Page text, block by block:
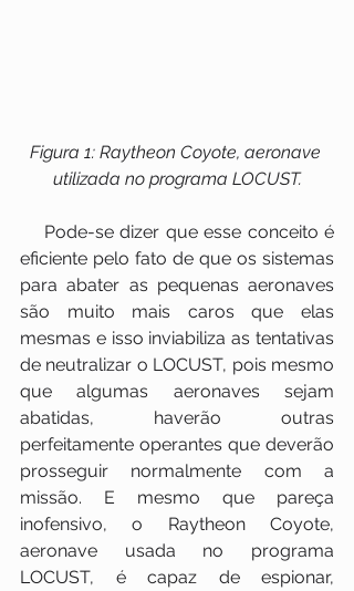
Figura 1: Raytheon Coyote, aeronave
utilizada no programa LOCUST.
eficiente pelo fato de que os sistemas
para abater as pequenas aeronaves
são muito mais caros que elas
mesmas e isso inviabiliza as tentativas
de neutralizar o LOCUST, pois mesmo
que algumas aeronaves sejam
abatidas, haverão outras
perfeitamente operantes que deverão
prosseguir normalmente com a
missão. E mesmo que pareça
inofensivo, o Raytheon Coyote,
aeronave usada no programa
LOCUST, é capaz de espionar,